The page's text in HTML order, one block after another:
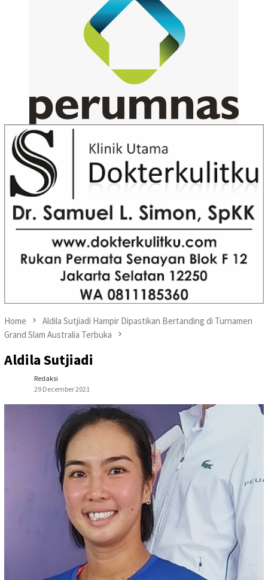
Home
Aldila Sutjiadi Hampir Dipastikan Bertanding di Turnamen
Grand Slam Australia Terbuka
Aldila Sutjiadi
Redaksi
29 December 2021